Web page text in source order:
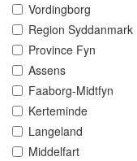
Vordingborg
Region Syddanmark
Province Fyn
Assens
Faaborg-Midtfyn
Kerteminde
Langeland
Middelfart